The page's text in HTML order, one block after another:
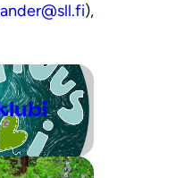
),